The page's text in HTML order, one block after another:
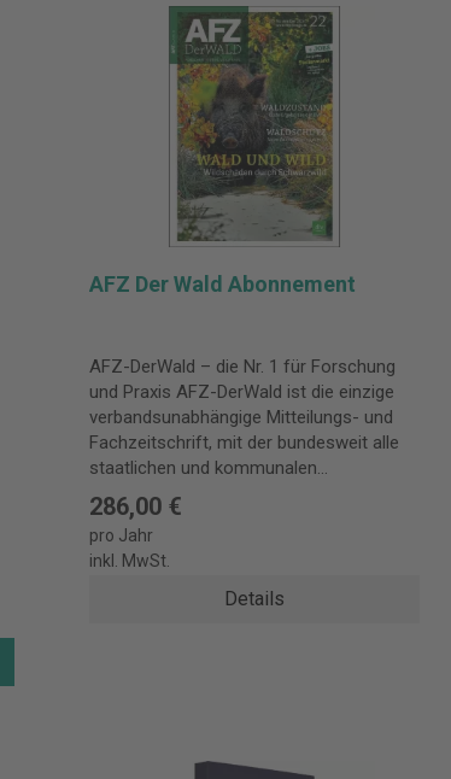
AFZ Der Wald Abonnement
AFZ-DerWald – die Nr. 1 für Forschung
und Praxis AFZ-DerWald ist die einzige
verbandsunabhängige Mitteilungs- und
Fachzeitschrift, mit der bundesweit alle
staatlichen und kommunalen
Forstbetriebe sowie der Großprivatwald
erreicht werden. Zudem ist AFZ-DerWald
wichtigstes Infomedium für forstliche
Versuchs-, Forschungs- und
286,00 €
pro Jahr
inkl. MwSt.
Details